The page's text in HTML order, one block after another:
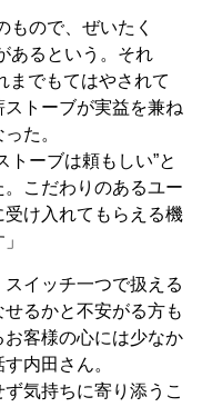
もので、ぜいたく
あるという。それ
までもてはやされて
トーブが実益を兼ね
た。
トーブは頼もしい”と
こだわりのあるユー
け入れてもらえる機
イッチ一つで扱える
るかと不安がる方も
客様の心には少なか
内田さん。
気持ちに寄り添うこ